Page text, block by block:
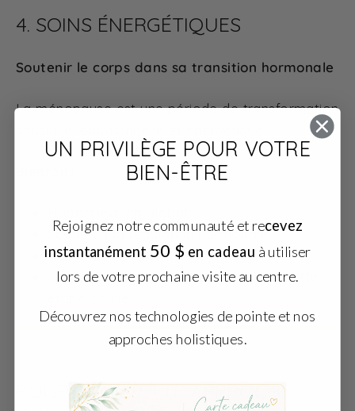
4. SOINS ÉNERGÉTIQUES
Soutenir le corps dans sa transition hormonale
La ménopause est une période de transformation
Soutien à la régulation hormonale
Meilleure récupération entre les soins
Approche corps–esprit essentielle à cette
POURQUOI CETTE APPROCHE
UN PRIVILÈGE POUR VOTRE
BIEN-ÊTRE
Rejoignez notre communauté et recevez
instantanément 50 $ en cadeau à utiliser
lors de votre prochaine visite au centre.
Découvrez nos technologies de pointe et nos
approches holistiques.